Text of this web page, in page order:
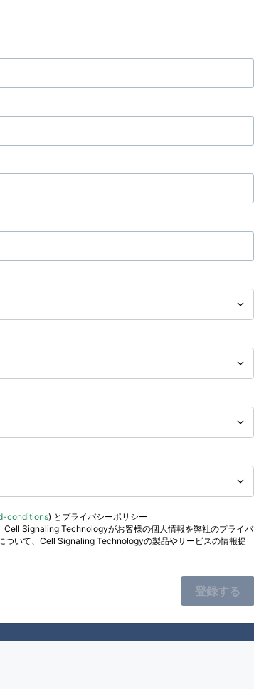
conditions) とプライバシーポリシー
Signaling Technologyがお客様の個人情報を弊社のプライバ
ついて、Cell Signaling Technologyの製品やサービスの情報提
登録する